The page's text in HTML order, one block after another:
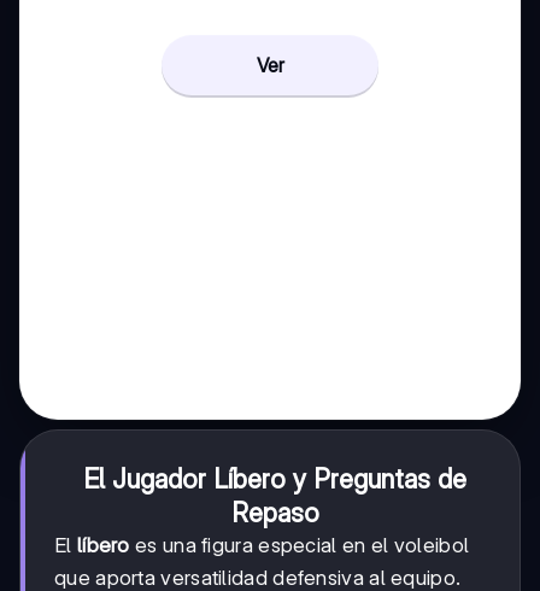
Ver
El Jugador Líbero y Preguntas de
Repaso
El líbero es una figura especial en el voleibol
que aporta versatilidad defensiva al equipo.